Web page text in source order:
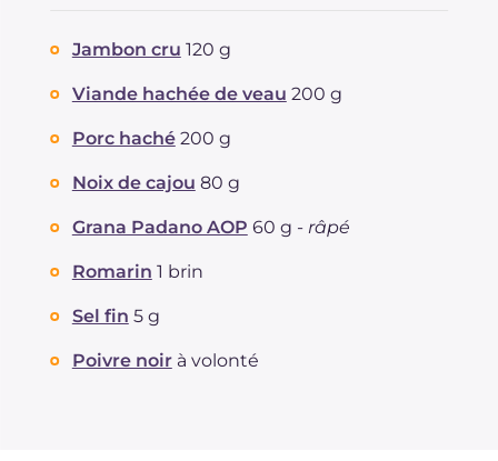
Jambon cru 120 g
Viande hachée de veau 200 g
Porc haché 200 g
Noix de cajou 80 g
Grana Padano AOP 60 g - râpé
Romarin 1 brin
Sel fin 5 g
Poivre noir à volonté